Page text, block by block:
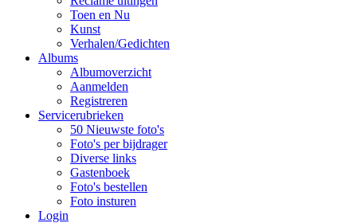
Toen en Nu
Kunst
Verhalen/Gedichten
Albums
Albumoverzicht
Aanmelden
Registreren
Servicerubrieken
50 Nieuwste foto's
Foto's per bijdrager
Diverse links
Gastenboek
Foto's bestellen
Foto insturen
Login